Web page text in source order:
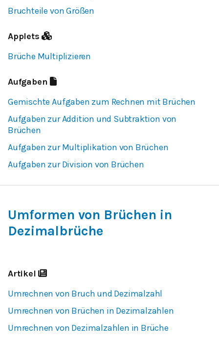
Bruchteile von Größen
Applets
Brüche Multiplizieren
Aufgaben
Gemischte Aufgaben zum Rechnen mit Brüchen
Aufgaben zur Addition und Subtraktion von
Brüchen
Aufgaben zur Multiplikation von Brüchen
Aufgaben zur Division von Brüchen
Umformen von Brüchen in
Dezimalbrüche
Artikel
Umrechnen von Bruch und Dezimalzahl
Umrechnen von Brüchen in Dezimalzahlen
Umrechnen von Dezimalzahlen in Brüche